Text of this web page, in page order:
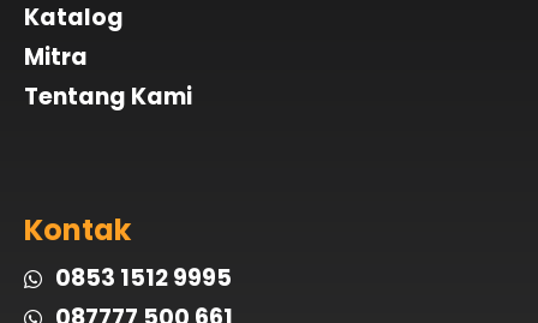
Katalog
Mitra
Tentang Kami
Kontak
0853 1512 9995